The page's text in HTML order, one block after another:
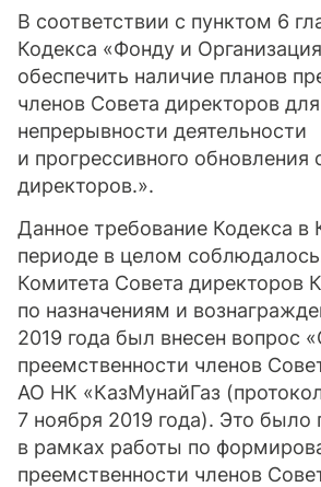
В соответствии с пунктом 6
Кодекса «Фонду и
обеспечить наличие планов
членов Совета директоров
непрерывности деятельности
и прогрессивного обновления
директоров.».
Данное требование Кодекса в
периоде в целом
Комитета Совета директоров
по назначениям и
2019 года был внесен вопрос
преемственности членов
АО НК «КазМунайГаз
7 ноября 2019 года). Это
в рамках работы по
преемственности членов